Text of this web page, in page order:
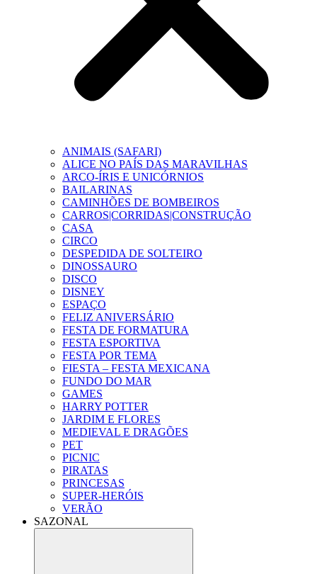
ANIMAIS (SAFARI)
ALICE NO PAÍS DAS MARAVILHAS
ARCO-ÍRIS E UNICÓRNIOS
BAILARINAS
CAMINHÕES DE BOMBEIROS
CARROS|CORRIDAS|CONSTRUÇÃO
CASA
CIRCO
DESPEDIDA DE SOLTEIRO
DINOSSAURO
DISCO
DISNEY
ESPAÇO
FELIZ ANIVERSÁRIO
FESTA DE FORMATURA
FESTA ESPORTIVA
FESTA POR TEMA
FIESTA – FESTA MEXICANA
FUNDO DO MAR
GAMES
HARRY POTTER
JARDIM E FLORES
MEDIEVAL E DRAGÕES
PET
PICNIC
PIRATAS
PRINCESAS
SUPER-HERÓIS
VERÃO
SAZONAL